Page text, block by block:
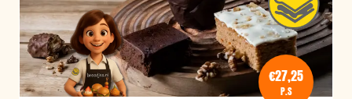
€27,25
P.S